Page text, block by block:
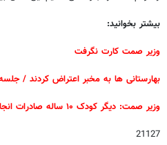
بیشتر بخوانید:
وزیر صمت کارت نگرفت
بهارستانی ها به مخبر اعتراض کردند /
وزیر صمت: دیگر کودک ۱۰ ساله صادرات انجام نمی‌دهد
21127